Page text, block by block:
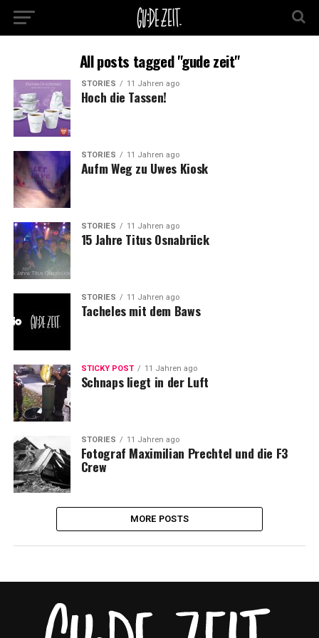
All posts tagged "gude zeit"
STORIES 11 Jahren ago
Hoch die Tassen!
STORIES 11 Jahren ago
Aufm Weg zu Uwes Kiosk
STORIES 11 Jahren ago
15 Jahre Titus Osnabrück
STORIES 11 Jahren ago
Tacheles mit dem Baws
STICKY POST 11 Jahren ago
Schnaps liegt in der Luft
STORIES 11 Jahren ago
Fotograf Maximilian Prechtel und die F3
Crew
MORE POSTS